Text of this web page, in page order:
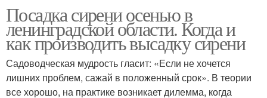
Посадка сирени осенью в
ленинградской области. Когда и
как производить высадку сирени
Садоводческая мудрость гласит: «Если не хочется
лишних проблем, сажай в положенный срок». В теории
все хорошо, на практике возникает дилемма, когда